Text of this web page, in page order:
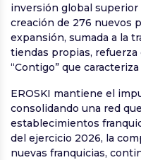
inversión global superior
creación de 276 nuevos
expansión, sumada a la
tiendas propias,
“Contigo” que
EROSKI mantiene el
consolidando una red
establecimientos
del ejercicio 2026, la
nuevas franquicias,